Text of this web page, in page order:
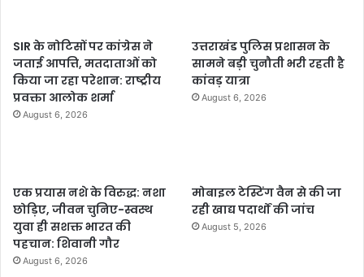
SIR के नोटिसों पर कांग्रेस ने
जताई आपत्ति, मतदाताओं को
किया जा रहा परेशान: राष्ट्रीय
प्रवक्ता आलोक शर्मा
August 6, 2026
उत्तराखंड पुलिस प्रशासन के
सामने बड़ी चुनौती भरी रहती है
कांवड़ यात्रा
August 6, 2026
एक प्रयास नशे के विरुद्ध: नशा
छोड़िए, जीवन चुनिए-स्वस्थ
युवा ही सशक्त भारत की
पहचान: शिवानी गौर
August 6, 2026
मोबाइल टेस्टिंग वैन से की जा
रही खाद्य पदार्थों की जांच
August 5, 2026